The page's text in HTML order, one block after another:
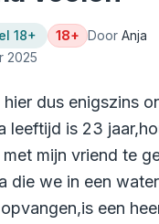
18+ 18+ Door Anja
2025
hier dus enigszins
leeftijd is 23
met mijn vriend te
die we in een
een